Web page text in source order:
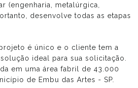
(engenharia, metalúrgica,
desenvolve todas as etapas
projeto é único e o cliente tem a
ideal para sua solicitação.
em uma área fabril de 43.000
de Embu das Artes - SP.